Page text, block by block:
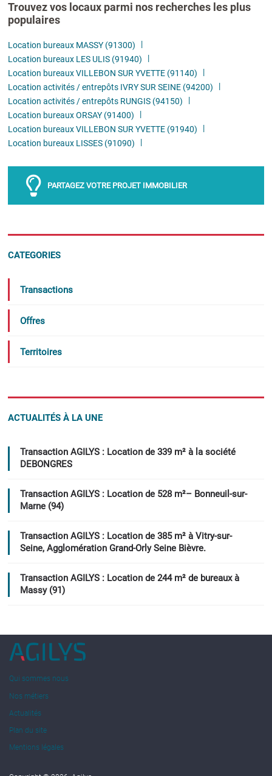
Trouvez vos locaux parmi nos recherches les plus
populaires
Location bureaux MASSY (91300)
Location bureaux LES ULIS (91940)
Location bureaux VILLEBON SUR YVETTE (91140)
Location activités / entrepôts IVRY SUR SEINE (94200)
Location activités / entrepôts RUNGIS (94150)
Location bureaux ORSAY (91400)
Location bureaux VILLEBON SUR YVETTE (91940)
Location bureaux LISSES (91090)
PARTAGEZ VOTRE PROJET IMMOBILIER
CATEGORIES
Transactions
Offres
Territoires
ACTUALITÉS À LA UNE
Transaction AGILYS : Location de 339 m² à la société
DEBONGRES
Transaction AGILYS : Location de 528 m²– Bonneuil-sur-
Marne (94)
Transaction AGILYS : Location de 385 m² à Vitry-sur-
Seine, Agglomération Grand-Orly Seine Bièvre.
Transaction AGILYS : Location de 244 m² de bureaux à
Massy (91)
Qui sommes nous
Nos métiers
Actualités
Plan du site
Mentions légales